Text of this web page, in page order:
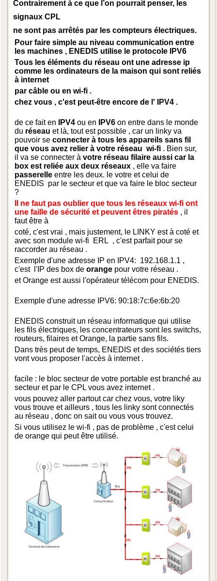
Contrairement à ce que l’on pourrait penser, les
signaux CPL
ne sont pas arrêtés par les compteurs électriques.
Pour faire simple au niveau communication entre
les machines , ENEDIS utilise le protocole IPV6
Tous les éléments du réseau ont une adresse ip
comme les ordinateurs de la maison qui sont reliés
à internet
par câble ou en wi-fi .
chez vous , c'est peut-être encore de l' IPV4 .
de ce fait en IPV4 ou en IPV6 on entre dans le monde
du réseau et là, tout est possible , car un linky va
pouvoir seconnecter à tous les appareils sans fil
que vous avez relier à votre réseau wi-fi . Bien sur,
il va se connecter àvotre réseau filaire aussi car la
box est reliée aux deux réseaux , elle va faire
passerelle entre les deux. le votre et celui de
ENEDIS par le secteur et que va faire le bloc secteur
?
Il ne faut pas oublier que tous les réseaux wi-fi ont
une faille de sécurité et peuvent êtres piratés , il
faut être à
coté, c'est vrai , mais justement, le LINKY est à coté et
avec son module wi-fi ERL , c'est parfait pour se
raccorder au réseau .
Exemple d'une adresse IP en IPV4: 192.168.1.1 ,
c'est l'IP des box deorange pour votre réseau .
et Orange est aussi l'opérateur télécom pour ENEDIS.
Exemple d'une adresse IPV6: 90:18:7c:6e:6b:20
ENEDIS construit un réseau informatique qui utilise
les fils électriques, les concentrateurs sont les switchs,
routeurs, filaires et Orange, la partie sans fils.
Dans très peut de temps, ENEDIS et des sociétés tiers
vont vous proposer l'accès à internet .
facile : le bloc secteur de votre portable est branché au
secteur et par le CPL vous avez internet .
vous pouvez aller partout car chez vous, votre liky
vous trouve et ailleurs , tous les linky sont connectés
au réseau , donc on sait ou vous vous trouvez.
Si vous utilisez le wi-fi , pas de problème , c'est celui
de orange qui peut être utilisé.